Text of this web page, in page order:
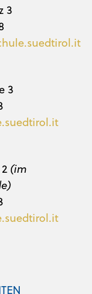
3
3
(im